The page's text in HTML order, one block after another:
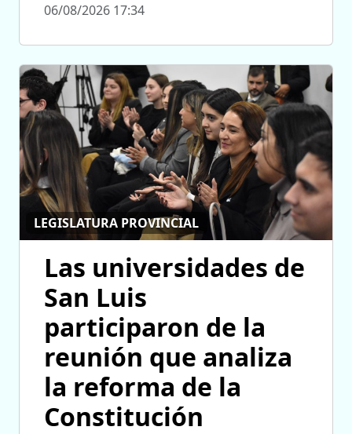
06/08/2026 17:34
LEGISLATURA PROVINCIAL
Las universidades de
San Luis
participaron de la
reunión que analiza
la reforma de la
Constitución